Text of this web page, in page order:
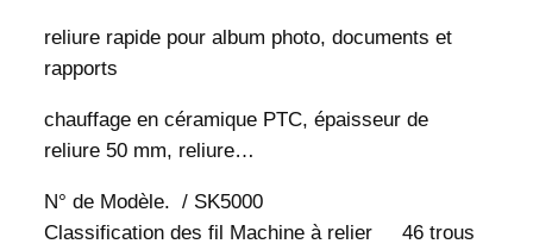
e
l
i
u
r
reliure rapide pour album photo, documents et
rapports
chauffage en céramique PTC, épaisseur de
reliure 50 mm, reliure…
N° de Modèle. / SK5000
Classification des fil Machine à relier 46 trous